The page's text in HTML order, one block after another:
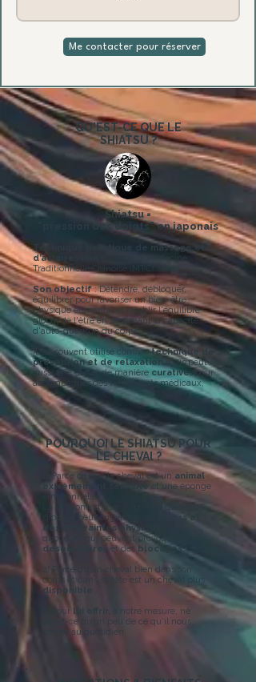
Me contacter pour réserver
QU'EST-CE QUE LE
SHIATSU ?
Shiatsu =
"pression des doigts" en japonais
Technique holistique de massage et
d’acupression
issue de la Médecine
Traditionnelle Chinoise (MTC).
Son objectif: Détendre, débloquer,
équilibrer pour favoriser un bien-être
physique et mental et rétablir l'équilibre
global de l'être en soutenant la capacité
d'auto-guérison du corps.
Il est souvent utilisé commetechnique de
prévention et de relaxation
mais peut
aussi être utilisé de manière curative, pour
accompagner des traitements médicaux,
POURQUOI LE SHIATSU POUR
LE CHEVAl ?
1) Parce ce que le cheval est un animal
extrêmement sensible et une éponge
émotionnelle.
La vie domestique / sportive qu'on lui
propose peut engendrer du
stress
des
contraintes physiques
quotidien qui peuvent provoquer des
déséquilibreset des blocages.
2) Parce qu'un cheval bien dans son
corps et dans sa tête est un cheval plus
disponible
3) Pour lui offrir, à notre mesure, ne
serait-ce qu’un peu de ce qu’il nous
donne au quotidien.